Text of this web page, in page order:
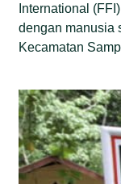
International
dengan manusia
Kecamatan